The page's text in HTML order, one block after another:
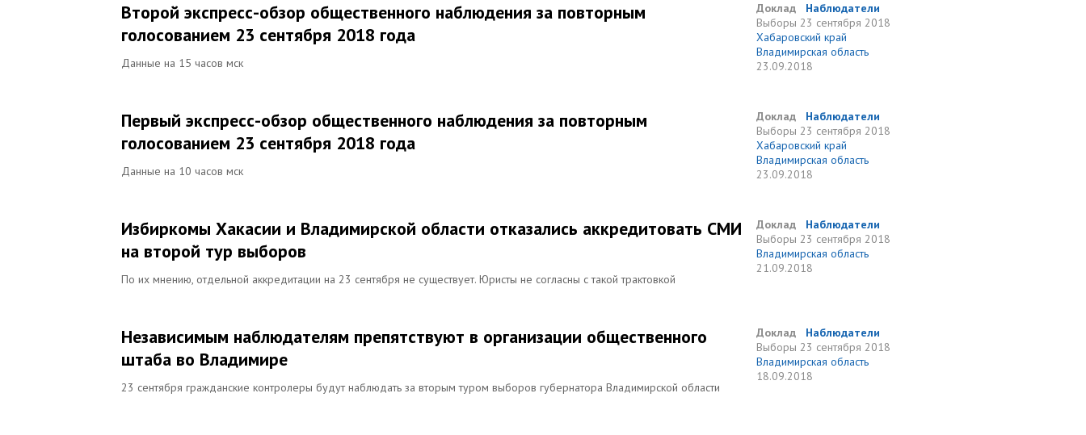
Второй экспресс-обзор общественного наблюдения за повторным
голосованием 23 сентября 2018 года
Данные на 15 часов мск
Доклад
Наблюдатели
Выборы 23 сентября 2018
Хабаровский край
Владимирская область
23.09.2018
Первый экспресс-обзор общественного наблюдения за повторным
голосованием 23 сентября 2018 года
Данные на 10 часов мск
Доклад
Наблюдатели
Выборы 23 сентября 2018
Хабаровский край
Владимирская область
23.09.2018
Избиркомы Хакасии и Владимирской области отказались аккредитовать СМИ
на второй тур выборов
По их мнению, отдельной аккредитации на 23 сентября не существует. Юристы не согласны с такой трактовкой
Доклад
Наблюдатели
Выборы 23 сентября 2018
Владимирская область
21.09.2018
Независимым наблюдателям препятствуют в организации общественного
штаба во Владимире
23 сентября гражданские контролеры будут наблюдать за вторым туром выборов губернатора Владимирской области
Доклад
Наблюдатели
Выборы 23 сентября 2018
Владимирская область
18.09.2018